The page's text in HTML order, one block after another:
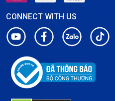
CONNECT WITH US